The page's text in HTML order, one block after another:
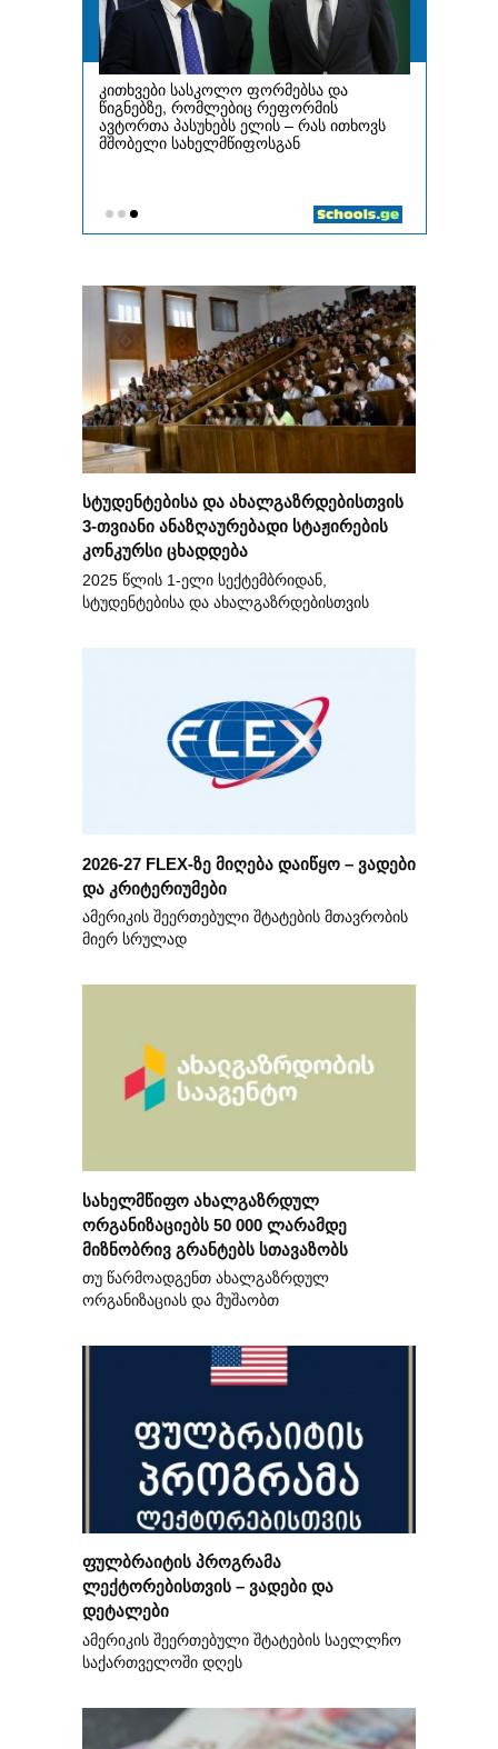
სტუდენტებისა და ახალგაზრდებისთვის
3-თვიანი ანაზღაურებადი სტაჟირების
კონკურსი ცხადდება
2025 წლის 1-ელი სექტემბრიდან,
სტუდენტებისა და ახალგაზრდებისთვის
2026-27 FLEX-ზე მიღება დაიწყო – ვადები
და კრიტერიუმები
ამერიკის შეერთებული შტატების მთავრობის
მიერ სრულად
სახელმწიფო ახალგაზრდულ
ორგანიზაციებს 50 000 ლარამდე
მიზნობრივ გრანტებს სთავაზობს
თუ წარმოადგენთ ახალგაზრდულ
ორგანიზაციას და მუშაობთ
ფულბრაიტის პროგრამა
ლექტორებისთვის – ვადები და
დეტალები
ამერიკის შეერთებული შტატების საელლჩო
საქართველოში დღეს